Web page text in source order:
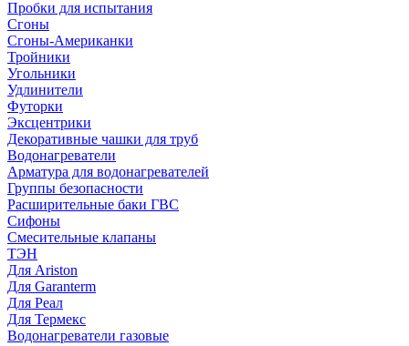
Пробки для испытания
Сгоны
Сгоны-Американки
Тройники
Угольники
Удлинители
Футорки
Эксцентрики
Декоративные чашки для труб
Водонагреватели
Арматура для водонагревателей
Группы безопасности
Расширительные баки ГВС
Сифоны
Смесительные клапаны
ТЭН
Для Ariston
Для Garanterm
Для Реал
Для Термекс
Водонагреватели газовые